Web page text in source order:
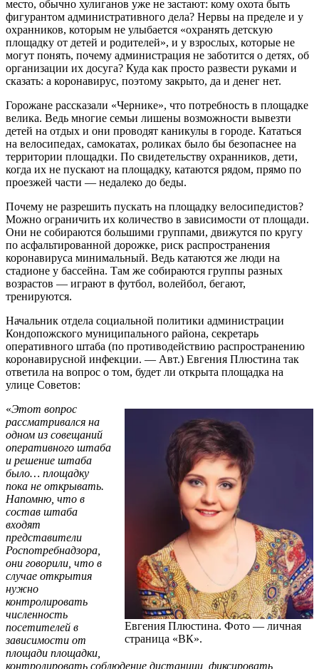
место, обычно хулиганов уже не застают: кому охота быть
фигурантом административного дела? Нервы на пределе и у
охранников, которым не улыбается «охранять детскую
площадку от детей и родителей», и у взрослых, которые не
могут понять, почему администрация не заботится о детях, об
организации их досуга? Куда как просто развести руками и
сказать: а коронавирус, поэтому закрыто, да и денег нет.
Горожане рассказали «Чернике», что потребность в площадке
велика. Ведь многие семьи лишены возможности вывезти
детей на отдых и они проводят каникулы в городе. Кататься
на велосипедах, самокатах, роликах было бы безопаснее на
территории площадки. По свидетельству охранников, дети,
когда их не пускают на площадку, катаются рядом, прямо по
проезжей части — недалеко до беды.
Почему не разрешить пускать на площадку велосипедистов?
Можно ограничить их количество в зависимости от площади.
Они не собираются большими группами, движутся по кругу
по асфальтированной дорожке, риск распространения
коронавируса минимальный. Ведь катаются же люди на
стадионе у бассейна. Там же собираются группы разных
возрастов — играют в футбол, волейбол, бегают,
тренируются.
Начальник отдела социальной политики администрации
Кондопожского муниципального района, секретарь
оперативного штаба (по противодействию распространению
коронавирусной инфекции. — Авт.) Евгения Плюстина так
ответила на вопрос о том, будет ли открыта площадка на
улице Советов:
Евгения Плюстина. Фото — личная
страница «ВК».
«Этот вопрос
рассматривался на
одном из совещаний
оперативного штаба
и решение штаба
было… площадку
пока не открывать.
Напомню, что в
состав штаба
входят
представители
Роспотребнадзора,
они говорили, что в
случае открытия
нужно
контролировать
численность
посетителей в
зависимости от
площади площадки,
контролировать соблюдение дистанции, фиксировать